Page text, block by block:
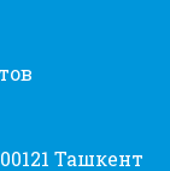
Ташкент